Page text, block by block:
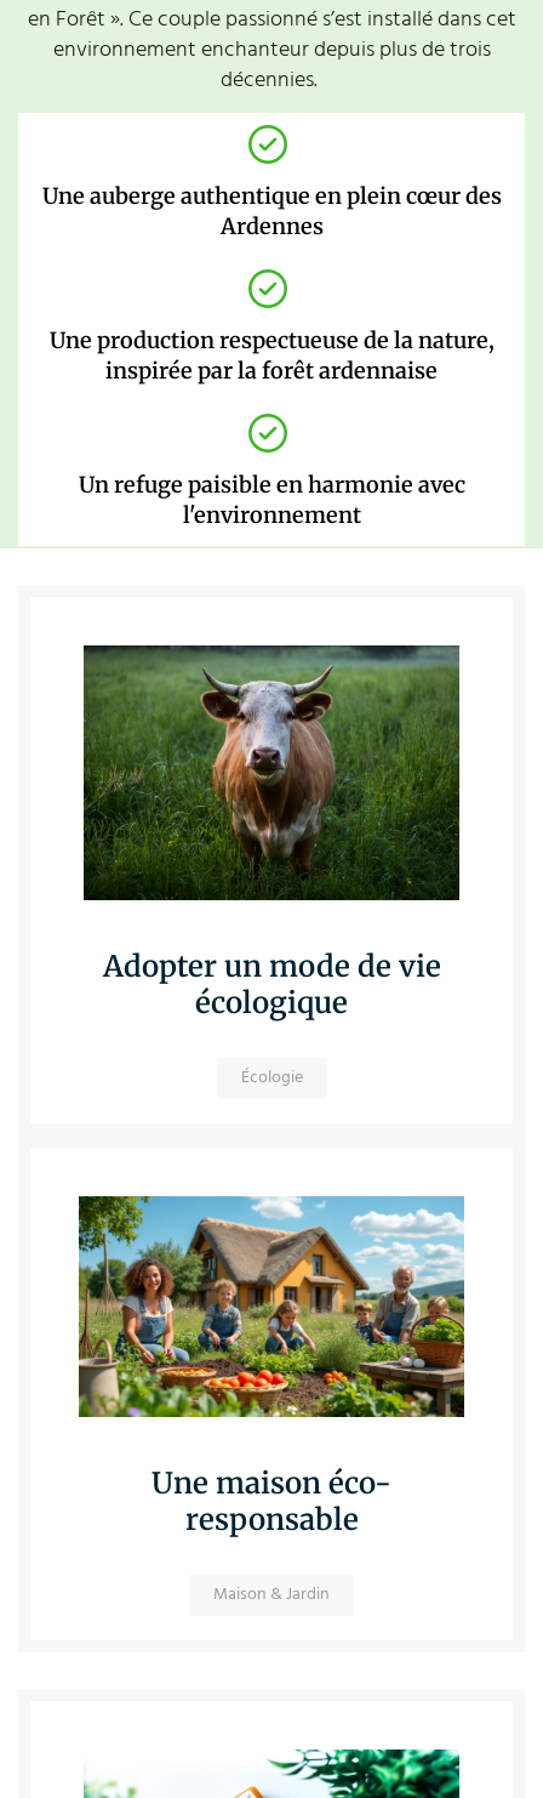
en Forêt ». Ce couple passionné s’est installé dans cet
environnement enchanteur depuis plus de trois
décennies.
Une auberge authentique en plein cœur des
Ardennes
Une production respectueuse de la nature,
inspirée par la forêt ardennaise
Un refuge paisible en harmonie avec
l'environnement
Adopter un mode de vie
écologique
Écologie
Une maison éco-
responsable
Maison & Jardin